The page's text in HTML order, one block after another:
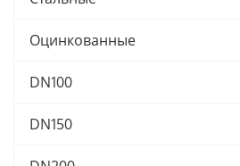
Оцинкованные
DN100
DN150